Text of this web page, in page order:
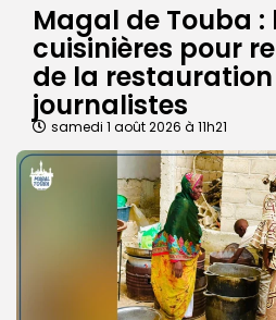
Magal de Touba :
cuisinières pour
de la
journalistes
samedi 1 août 2026 à 11h21